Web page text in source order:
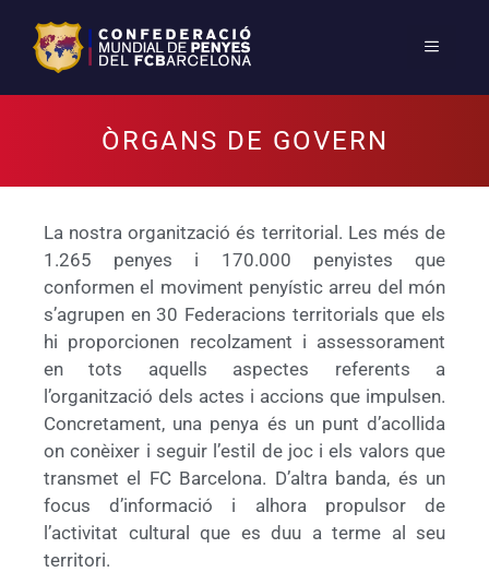
ÒRGANS DE GOVERN
La nostra organització és territorial. Les més de
1.265 penyes i 170.000 penyistes que
conformen el moviment penyístic arreu del món
s’agrupen en 30 Federacions territorials que els
hi proporcionen recolzament i assessorament
en tots aquells aspectes referents a
l’organització dels actes i accions que impulsen.
Concretament, una penya és un punt d’acollida
on conèixer i seguir l’estil de joc i els valors que
transmet el FC Barcelona. D’altra banda, és un
focus d’informació i alhora propulsor de
l’activitat cultural que es duu a terme al seu
territori.